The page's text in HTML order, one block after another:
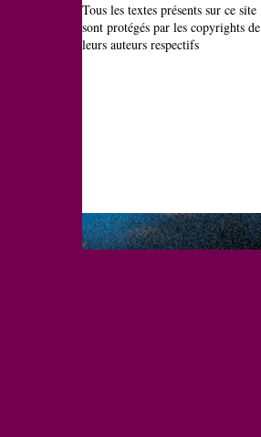
Tous les textes présents sur ce site
sont protégés par les copyrights de
leurs auteurs respectifs